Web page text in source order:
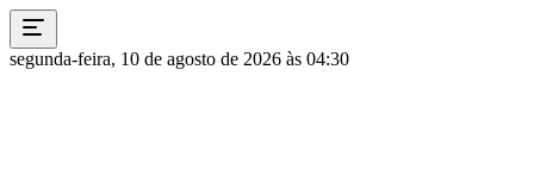
segunda-feira, 10 de agosto de 2026 às 04:30